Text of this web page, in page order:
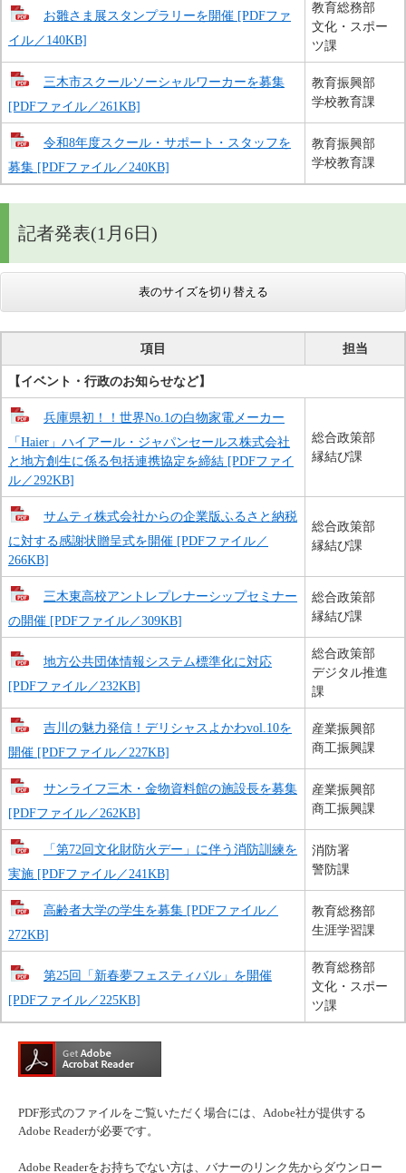
お雛さま展スタンプラリーを開催 [PDFファ
イル／140KB]
教育総務部
文化・スポー
ツ課
三木市スクールソーシャルワーカーを募集
[PDFファイル／261KB]
教育振興部
学校教育課
令和8年度スクール・サポート・スタッフを
募集 [PDFファイル／240KB]
教育振興部
学校教育課
記者発表(1月6日)
表のサイズを切り替える
項目 担当
【イベント・行政のお知らせなど​】
兵庫県初！！世界No.1の白物家電メーカー
「Haier」ハイアール・ジャパンセールス株式会社
と地方創生に係る包括連携協定を締結​ [PDFファイ
ル／292KB]
総合政策部
縁結び課
サムティ株式会社からの企業版ふるさと納税
に対する感謝状贈呈式を開催 [PDFファイル／
266KB]
総合政策部
縁結び課
三木東高校アントレプレナーシップセミナー
の開催 [PDFファイル／309KB]
総合政策部
縁結び課
地方公共団体情報システム標準化に対応
[PDFファイル／232KB]
総合政策部
デジタル推進
課
吉川の魅力発信！デリシャスよかわvol.10を
開催 [PDFファイル／227KB]
産業振興部
商工振興課
サンライフ三木・金物資料館の施設長を募集
[PDFファイル／262KB]
産業振興部
商工振興課
「第72回文化財防火デー」に伴う消防訓練を
実施 [PDFファイル／241KB]
消防署
警防課
高齢者大学の学生を募集 [PDFファイル／
272KB]
教育総務部
生涯学習課
第25回「新春夢フェスティバル」を開催
[PDFファイル／225KB]
教育総務部
文化・スポー
ツ課
PDF形式のファイルをご覧いただく場合には、Adobe社が提供する
Adobe Readerが必要です。
Adobe Readerをお持ちでない方は、バナーのリンク先からダウンロー